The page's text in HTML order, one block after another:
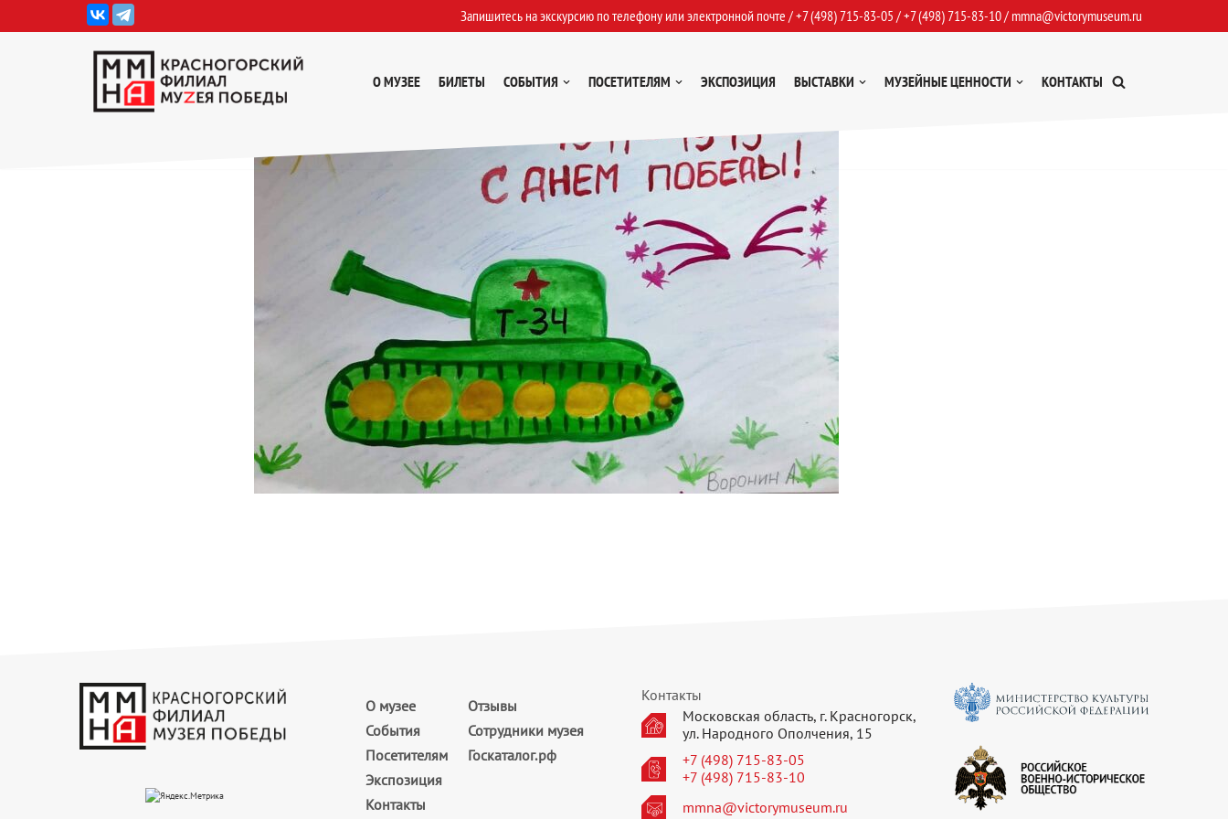
Запишитесь на экскурсию по телефону или электронной почте /+7 (498) 715-83-05 /+7 (498) 715-83-10/ mmna@victorymuseum.ru
О МУЗЕЕ БИЛЕТЫ СОБЫТИЯ ПОСЕТИТЕЛЯМ ЭКСПОЗИЦИЯ ВЫСТАВКИ МУЗЕЙНЫЕ ЦЕННОСТИ КОНТАКТЫ
О музее
События
Посетителям
Экспозиция
Контакты
Отзывы
Сотрудники музея
Госкаталог.рф
Контакты
Московская область, г. Красногорск,
ул. Народного Ополчения, 15
+7 (498) 715-83-05
+7 (498) 715-83-10
mmna@victorymuseum.ru